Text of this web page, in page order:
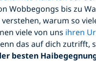
Wobbegongs bis zu
verstehen, warum so
viele von uns ihren
das auf dich zutrifft,
besten